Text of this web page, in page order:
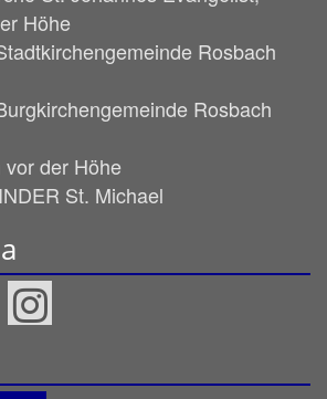
Höhe
Rosbach
Rosbach
der Höhe
St. Michael